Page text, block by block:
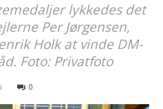
lykkedes det
Per Jørgensen,
Holk at vinde DM-
Foto: Privatfoto
0